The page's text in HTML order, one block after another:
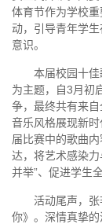
体育节作为学校
动，引导青年学
意识。
本届校园十
为主题，自3月初
争，最终共有来
音乐风格展现新
届比赛中的歌曲
达，将艺术感染
并举”、促进学生
活动尾声，
你》。深情真挚